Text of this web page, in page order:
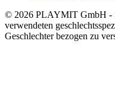
© 2026 PLAYMIT GmbH -
verwendeten
Geschlechter bezogen zu